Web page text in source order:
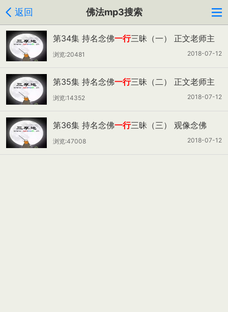
返回 佛法mp3搜索
第34集 持名念佛一行三昧（一） 正文老师主
讲
2018-07-12
浏览:20481
第35集 持名念佛一行三昧（二） 正文老师主
讲
2018-07-12
浏览:14352
第36集 持名念佛一行三昧（三） 观像念佛
（一） 正文老师主讲
2018-07-12
浏览:47008